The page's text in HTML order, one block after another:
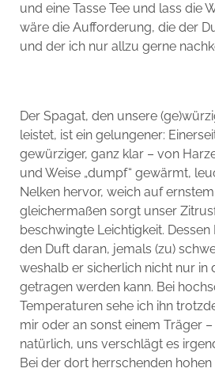
und eine Tasse Tee und lass die
wäre die Aufforderung, die der
und der ich nur allzu gerne
Der Spagat, den unsere
leistet, ist ein gelungener:
gewürziger, ganz klar – von
und Weise „dumpf“ gewärmt,
Nelken hervor, weich auf
gleichermaßen sorgt unser
beschwingte Leichtigkeit.
den Duft daran, jemals (zu)
weshalb er sicherlich nicht nur in
getragen werden kann. Bei
Temperaturen sehe ich ihn
mir oder an sonst einem Träger –
natürlich, uns verschlägt es
Bei der dort herrschenden